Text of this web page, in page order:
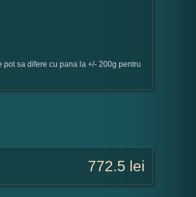
sa difere cu pana la +/- 200g pentru
772.5 lei